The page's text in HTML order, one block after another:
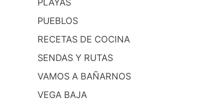
PUEBLOS
RECETAS DE COCINA
SENDAS Y RUTAS
VAMOS A BAÑARNOS
VEGA BAJA